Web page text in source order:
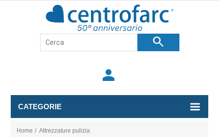
search
person
CATEGORIE
Home / Attrezzature pulizia